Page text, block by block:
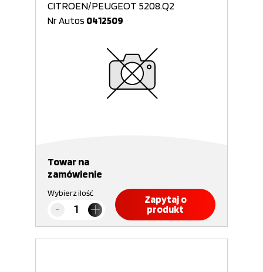
CITROEN/PEUGEOT 5208.Q2
Nr Autos 0412509
Towar na
zamówienie
Wybierz ilość
Zapytaj o
produkt